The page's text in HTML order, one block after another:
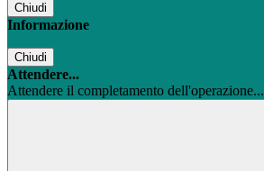
Chiudi
Informazione
Chiudi
Attendere...
Attendere il completamento dell'operazione...